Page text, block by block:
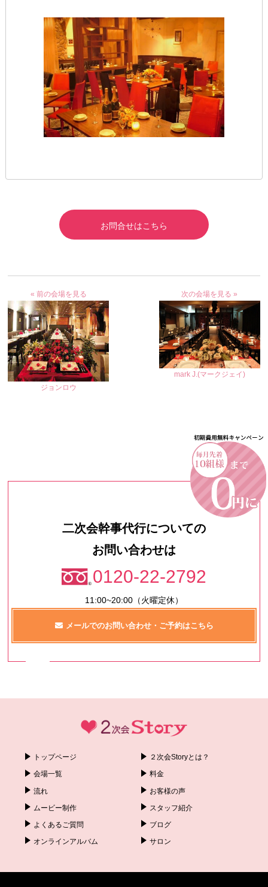
お問合せはこちら
« 前の会場を見る
ジョンロウ
次の会場を見る »
mark J.(マークジェイ)
二次会幹事代行についての
お問い合わせは
0120-22-2792
11:00~20:00（火曜定休）
メールでのお問い合わせ・ご予約はこちら
トップページ ２次会Storyとは？
会場一覧 料金
流れ お客様の声
ムービー制作 スタッフ紹介
よくあるご質問 ブログ
オンラインアルバム サロン